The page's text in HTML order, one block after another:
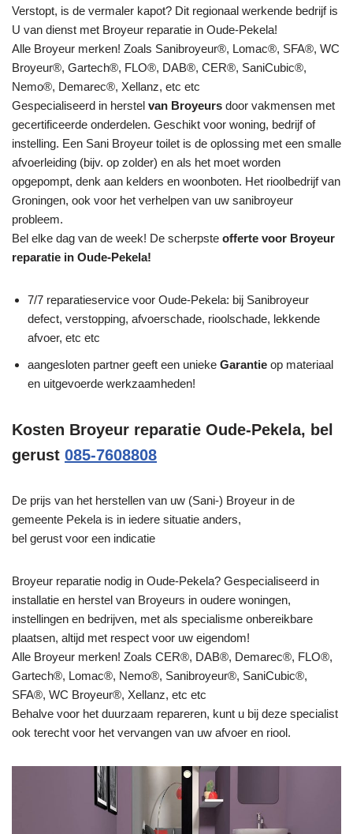
Verstopt, is de vermaler kapot? Dit regionaal werkende bedrijf is
U van dienst met Broyeur reparatie in Oude-Pekela!
Alle Broyeur merken! Zoals Sanibroyeur®, Lomac®, SFA®, WC
Broyeur®, Gartech®, FLO®, DAB®, CER®, SaniCubic®,
Nemo®, Demarec®, Xellanz, etc etc
Gespecialiseerd in herstel van Broyeurs door vakmensen met
gecertificeerde onderdelen. Geschikt voor woning, bedrijf of
instelling. Een Sani Broyeur toilet is de oplossing met een smalle
afvoerleiding (bijv. op zolder) en als het moet worden
opgepompt, denk aan kelders en woonboten. Het rioolbedrijf van
Groningen, ook voor het verhelpen van uw sanibroyeur
probleem.
Bel elke dag van de week! De scherpste offerte voor Broyeur
reparatie in Oude-Pekela!
7/7 reparatieservice voor Oude-Pekela: bij Sanibroyeur
defect, verstopping, afvoerschade, rioolschade, lekkende
afvoer, etc etc
aangesloten partner geeft een unieke Garantie op materiaal
en uitgevoerde werkzaamheden!
Kosten Broyeur reparatie Oude-Pekela, bel
gerust 085-7608808
De prijs van het herstellen van uw (Sani-) Broyeur in de
gemeente Pekela is in iedere situatie anders,
bel gerust voor een indicatie
Broyeur reparatie nodig in Oude-Pekela? Gespecialiseerd in
installatie en herstel van Broyeurs in oudere woningen,
instellingen en bedrijven, met als specialisme onbereikbare
plaatsen, altijd met respect voor uw eigendom!
Alle Broyeur merken! Zoals CER®, DAB®, Demarec®, FLO®,
Gartech®, Lomac®, Nemo®, Sanibroyeur®, SaniCubic®,
SFA®, WC Broyeur®, Xellanz, etc etc
Behalve voor het duurzaam repareren, kunt u bij deze specialist
ook terecht voor het vervangen van uw afvoer en riool.